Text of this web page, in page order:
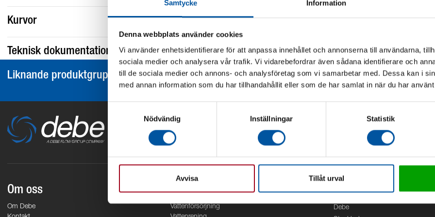
Samtycke Information
Denna webbplats använder cookies
Vi använder enhetsidentifierare för att anpassa innehållet och annonserna till användarna,
sociala medier och analysera vår trafik. Vi vidarebefordrar även sådana identifierare och
till de sociala medier och annons- och analysföretag som vi samarbetar med. Dessa kan i
med annan information som du har tillhandahållit eller som de har samlat in när du har
Nödvändig
Inställningar Statistik
Avvisa Tillåt urval
Kurvor
Teknisk dokumentation
Liknande produktgrupper
Om oss
Om Debe
Områden
Vattenförsörjning
Kontor
Debe